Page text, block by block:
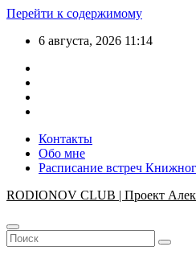
Перейти к содержимому
6 августа, 2026 11:14
Контакты
Обо мне
Расписание встреч
RODIONOV CLUB | Проект